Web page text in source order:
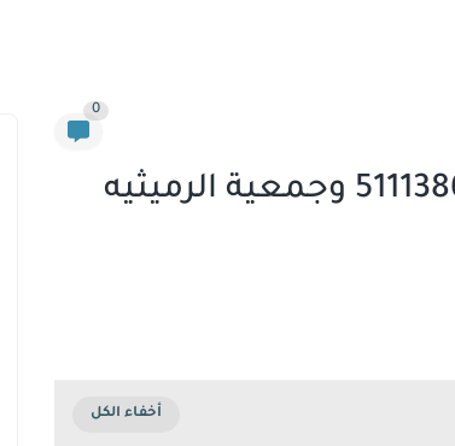
0
سباك صحي جمعية عبدالله المبارك 51113865 وجمعية الرميثيه